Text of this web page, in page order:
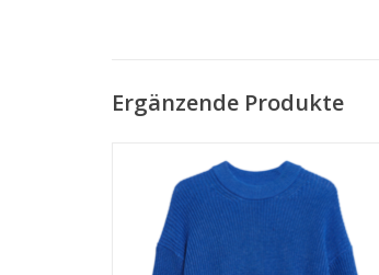
Ergänzende Produkte
• loose fit